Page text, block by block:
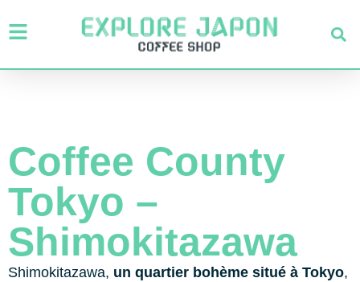
Coffee County
Tokyo –
Shimokitazawa
Shimokitazawa, un quartier bohème situé à Tokyo,